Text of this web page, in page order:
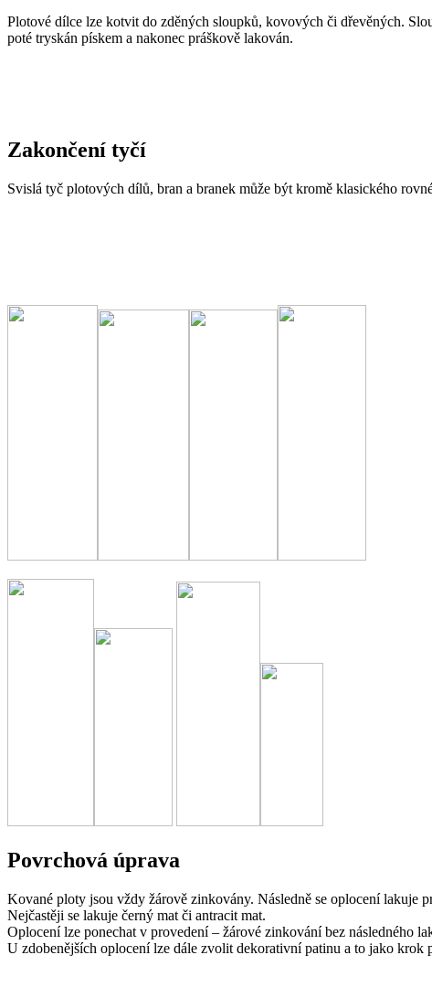
Plotové dílce lze kotvit do zděných sloupků, kovových či dřevěných.
poté tryskán pískem a nakonec práškově lakován.
Zakončení tyčí
Svislá tyč plotových dílů, bran a branek může být kromě klasického
Povrchová úprava
Kované ploty jsou vždy žárově zinkovány. Následně se oplocení lakuje
Nejčastěji se lakuje černý mat či antracit mat.
Oplocení lze ponechat v provedení – žárové zinkování bez následného
U zdobenějších oplocení lze dále zvolit dekorativní patinu a to jako krok